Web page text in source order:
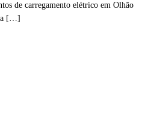
de carregamento elétrico em Olhão
[…]